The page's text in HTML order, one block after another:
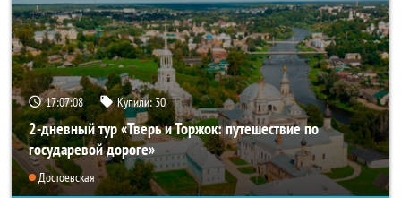
17:07:07 Купили:30
2-дневный тур «Тверь и Торжок: путешествие по
государевой дороге»
Достоевская